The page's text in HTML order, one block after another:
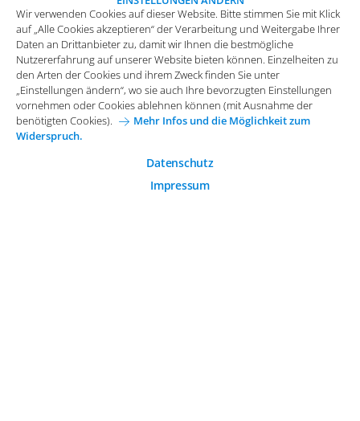
Impressum Datenschutz
Allgemeine Einkaufsbedingungen
Karriere bei Arvato Systems Kontakt
Wir verwenden Cookies auf dieser Website. Bitte stimmen Sie mit Klick
auf „Alle Cookies akzeptieren“ der Verarbeitung und Weitergabe Ihrer
Daten an Drittanbieter zu, damit wir Ihnen die bestmögliche
Nutzererfahrung auf unserer Website bieten können. Einzelheiten zu
den Arten der Cookies und ihrem Zweck finden Sie unter
„Einstellungen ändern“, wo sie auch Ihre bevorzugten Einstellungen
vornehmen oder Cookies ablehnen können (mit Ausnahme der
benötigten Cookies).
Mehr Infos und die Möglichkeit zum
Widerspruch.
Datenschutz
Impressum
vornehmen oder Cookies ablehnen können (mit Ausnahme der
benötigten Cookies).
Mehr Infos und die Möglichkeit zum
Widerspruch.
Funktionale Cookies
Diese Cookies sind essenziell wichtig für die einwandfreie
Funktion der Website.
Analytische Cookies
Analytische Cookies werden verwendet, um das